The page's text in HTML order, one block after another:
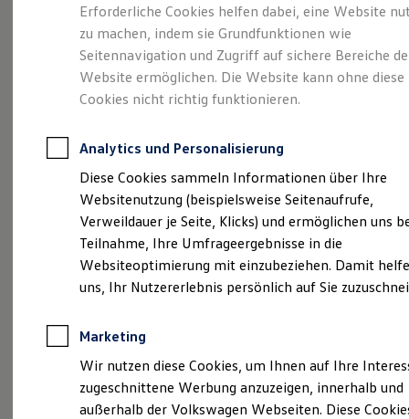
Leasing
Leasing-Angebote
Gebrauchtwagen Leasing
Junge Gebrauchtwagen-Leasing
Elektroauto Leasing
Kleinwagen-Leasing
Leasing ohne Anzahlung
Autokredit mit Schlussrate
Versicherungen und Garantien
Kfz-Versicherung
Restschuldversicherungen
Garantien
Wartungsverträge
Geschäftskunden
Professional Class bei Volkswagen
Großkunden
Behörden
Anpfiff zum Gewinn
Elektroautos
ID. Tutorials
Elektrofahrzeugkonzepte
Viel Platz, viel Freiheit.
Der Golf Variant.
(Impressum & Rechtliches
Probefahrt vereinbaren
Erforderliche Cookies helfen dabei, eine Website
zu machen, indem sie Grundfunktionen wie
Seitennavigation und Zugriff auf sichere Bereiche
Website ermöglichen. Die Website kann ohne diese
Cookies nicht richtig funktionieren.
Analytics und Personalisierung
Diese Cookies sammeln Informationen über Ihre
Websitenutzung (beispielsweise Seitenaufrufe,
Verweildauer je Seite, Klicks) und ermöglichen uns
Teilnahme, Ihre Umfrageergebnisse in die
Websiteoptimierung mit einzubeziehen. Damit
uns, Ihr Nutzererlebnis persönlich auf Sie
Marketing
Wir nutzen diese Cookies, um Ihnen auf Ihre
zugeschnittene Werbung anzuzeigen, innerhalb und
außerhalb der Volkswagen Webseiten. Diese